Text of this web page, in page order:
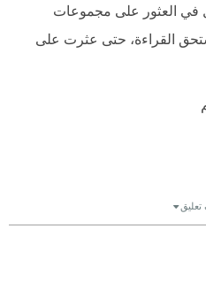
في العثور على مجموعات
القراءة، حتى عثرت على